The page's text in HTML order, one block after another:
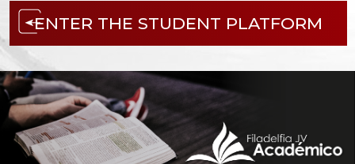
ENTER THE STUDENT PLATFORM